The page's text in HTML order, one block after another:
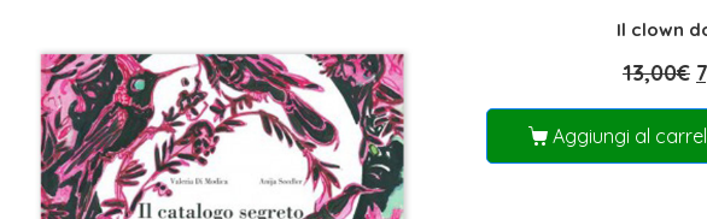
Il clown
13,00€
Aggiungi al